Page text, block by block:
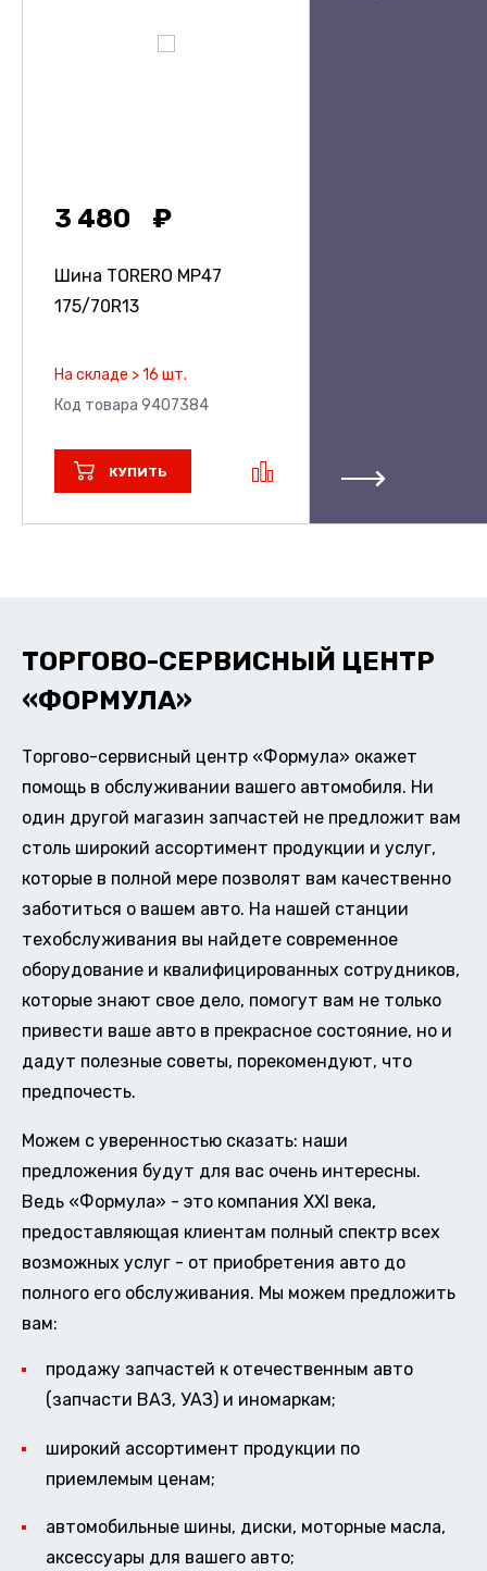
3 480
Шина TORERO MP47
175/70R13
На складе > 16 шт.
Код товара 9407384
КУПИТЬ
ТОРГОВО-СЕРВИСНЫЙ ЦЕНТР
«ФОРМУЛА»
Торгово-сервисный центр «Формула» окажет
помощь в обслуживании вашего автомобиля. Ни
один другой магазин запчастей не предложит вам
столь широкий ассортимент продукции и услуг,
которые в полной мере позволят вам качественно
заботиться о вашем авто. На нашей станции
техобслуживания вы найдете современное
оборудование и квалифицированных сотрудников,
которые знают свое дело, помогут вам не только
привести ваше авто в прекрасное состояние, но и
дадут полезные советы, порекомендуют, что
предпочесть.
Можем с уверенностью сказать: наши
предложения будут для вас очень интересны.
Ведь «Формула» - это компания XXI века,
предоставляющая клиентам полный спектр всех
возможных услуг - от приобретения авто до
полного его обслуживания. Мы можем предложить
вам:
продажу запчастей к отечественным авто
(запчасти ВАЗ, УАЗ) и иномаркам;
широкий ассортимент продукции по
приемлемым ценам;
автомобильные шины, диски, моторные масла,
аксессуары для вашего авто;